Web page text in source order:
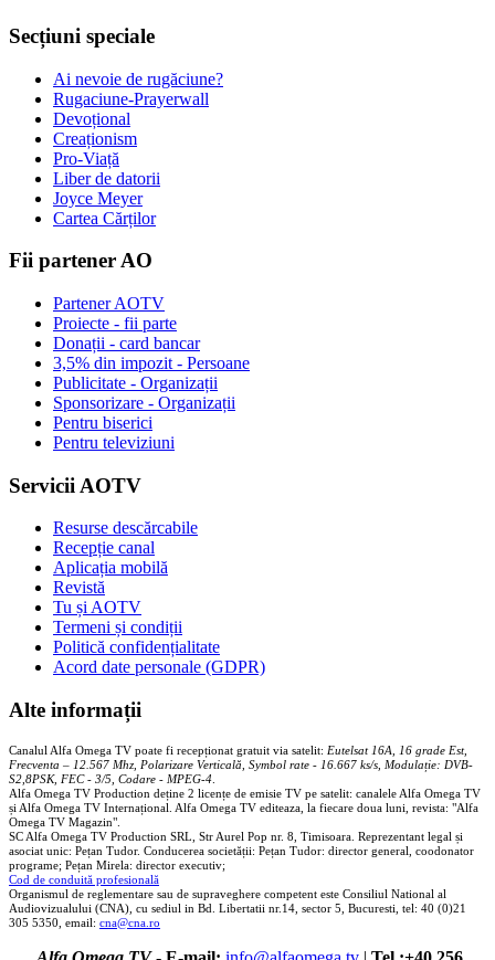
Secțiuni speciale
Ai nevoie de rugăciune?
Rugaciune-Prayerwall
Devoțional
Creaționism
Pro-Viață
Liber de datorii
Joyce Meyer
Cartea Cărților
Fii partener AO
Partener AOTV
Proiecte - fii parte
Donații - card bancar
3,5% din impozit - Persoane
Publicitate - Organizații
Sponsorizare - Organizații
Pentru biserici
Pentru televiziuni
Servicii AOTV
Resurse descărcabile
Recepție canal
Aplicația mobilă
Revistă
Tu și AOTV
Termeni și condiții
Politică confidențialitate
Acord date personale (GDPR)
Alte informații
Canalul Alfa Omega TV poate fi recepționat gratuit via satelit: Eutelsat 16A, 16 grade Est,
Frecventa – 12.567 Mhz, Polarizare Verticală, Symbol rate - 16.667 ks/s, Modulație: DVB-
S2,8PSK, FEC - 3/5, Codare - MPEG-4
Alfa Omega TV Production deține 2 licențe de emisie TV pe satelit: canalele Alfa Omega TV
și Alfa Omega TV Internațional. Alfa Omega TV editeaza, la fiecare doua luni, revista: "Alfa
Omega TV Magazin".
SC Alfa Omega TV Production SRL, Str Aurel Pop nr. 8, Timisoara. Reprezentant legal și
asociat unic: Pețan Tudor. Conducerea societății: Pețan Tudor: director general, coodonator
programe; Pețan Mirela: director executiv;
Cod de conduită profesională
Organismul de reglementare sau de supraveghere competent este Consiliul National al
Audiovizualului (CNA), cu sediul in Bd. Libertatii nr.14, sector 5, Bucuresti, tel: 40 (0)21
305 5350, email: cna@cna.ro